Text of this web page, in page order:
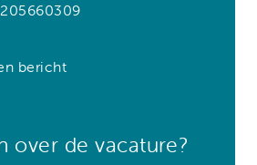
bericht
over de vacature?